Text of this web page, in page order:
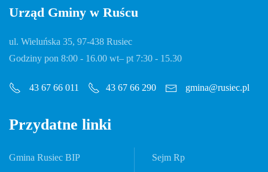
Urząd Gminy w Ruścu
ul. Wieluńska 35, 97-438 Rusiec
Godziny pon 8:00 - 16.00 wt– pt 7:30 - 15.30
43 67 66 011 43 67 66 290 gmina@rusiec.pl
Przydatne linki
Gmina Rusiec BIP
Sejm Rp